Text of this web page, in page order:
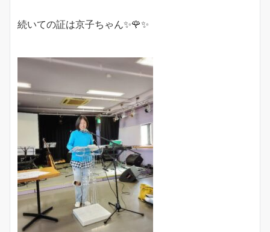
続いての証は京子ちゃん✨🌹✨